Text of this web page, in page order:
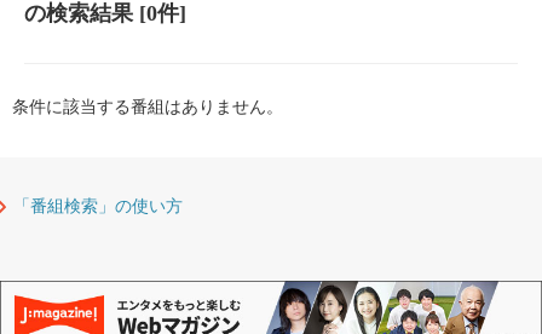
の検索結果[0件]
条件に該当する番組はありません。
「番組検索」の使い方